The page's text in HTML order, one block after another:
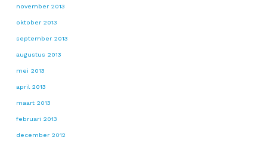
november 2013
oktober 2013
september 2013
augustus 2013
mei 2013
april 2013
maart 2013
februari 2013
december 2012